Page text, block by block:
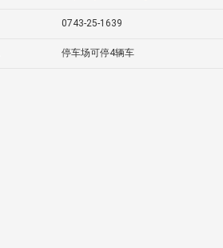
0743-25-1639
停车场可停4辆车